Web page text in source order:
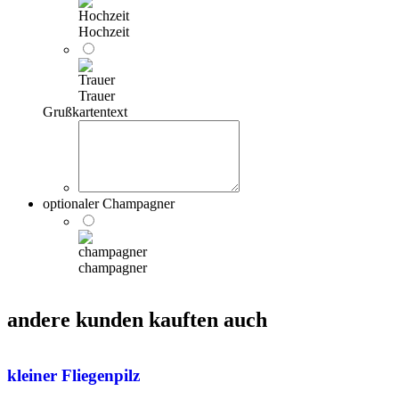
Hochzeit
Trauer
Grußkartentext
optionaler Champagner
champagner
andere kunden kauften auch
kleiner Fliegenpilz